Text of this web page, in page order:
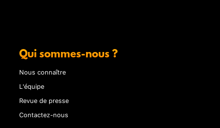
Qui sommes-nous ?
Nous connaître
L'équipe
Revue de presse
Contactez-nous